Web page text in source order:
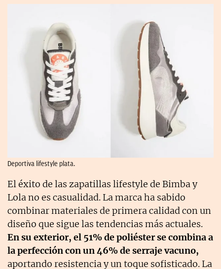
Deportiva lifestyle plata.
El éxito de las zapatillas lifestyle de Bimba y
Lola no es casualidad. La marca ha sabido
combinar materiales de primera calidad con un
diseño que sigue las tendencias más actuales.
En su exterior, el 51% de poliéster se combina a
la perfección con un 46% de serraje vacuno,
aportando resistencia y un toque sofisticado. La